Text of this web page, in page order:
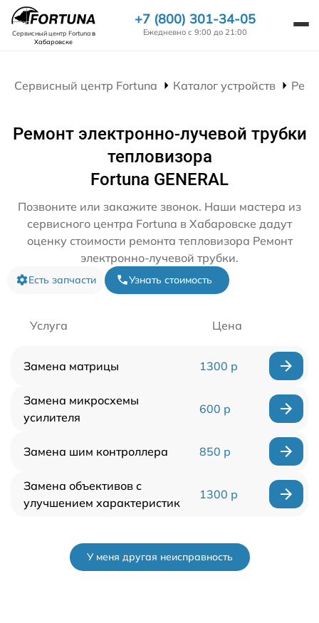
Сервисный центр Fortunaв
Хабаровске
+7 (800) 301-34-05
Ежедневно с 9:00 до 21:00
Сервисный центр Fortuna Каталог устройств
Ремонт электронно-лучевой трубки
тепловизора
Fortuna GENERAL
Позвоните или закажите звонок. Наши мастера из
сервисного центра Fortuna в Хабаровске дадут
оценку стоимости ремонта тепловизора Ремонт
электронно-лучевой трубки.
Есть запчасти Узнать стоимость
Услуга Цена
Замена матрицы 1300 р
Замена микросхемы
усилителя
600 р
Замена шим контроллера 850 р
Замена объективов с
улучшением характеристик
1300 р
У меня другая неисправность